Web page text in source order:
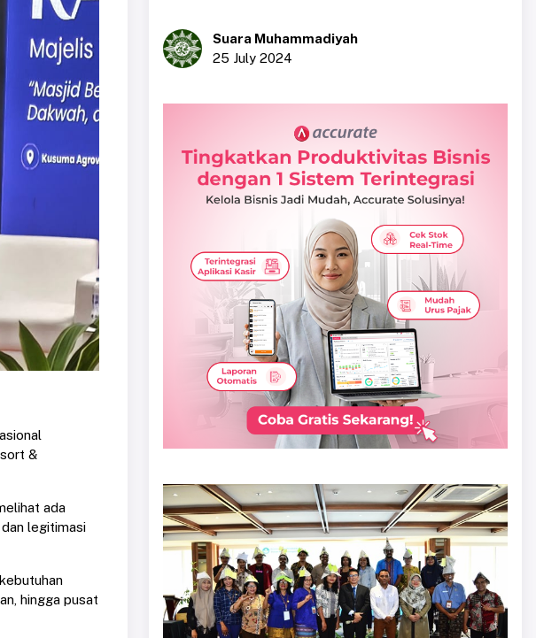
&
ada
legitimasi
hingga pusat
Suara Muhammadiyah
25 July 2024